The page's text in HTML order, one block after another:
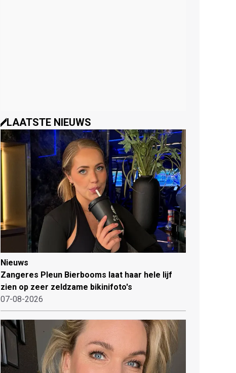
LAATSTE NIEUWS
Nieuws
Zangeres Pleun Bierbooms laat haar hele lijf
zien op zeer zeldzame bikinifoto's
07-08-2026